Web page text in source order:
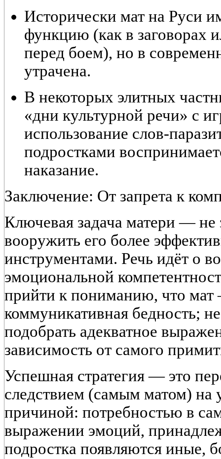
Исторически мат на Руси
функцию (как в заговорах
перед боем), но в
утрачена.
В некоторых элитных
«дни культурной речи» с
использование слов-
подростками
наказание.
Заключение: От запрета к
Ключевая задача матери — не
вооружить его более
инструментами. Речь идёт о
эмоциональной
прийти к пониманию, что мат
коммуникативная бедность;
подобрать адекватное
зависимость от самого
Успешная стратегия — это
следствием (самым матом) на
причиной: потребностью в
выражении эмоций,
подростка появляются иные,